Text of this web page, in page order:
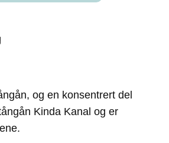
og en konsentrert del
Kinda Kanal og er